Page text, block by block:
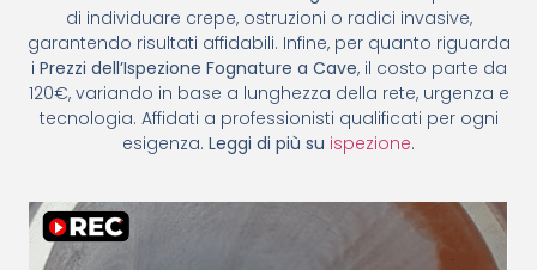
di individuare crepe, ostruzioni o radici invasive,
garantendo risultati affidabili. Infine, per quanto riguarda
i Prezzi dell’Ispezione Fognature a Cave, il costo parte da
120€, variando in base a lunghezza della rete, urgenza e
tecnologia. Affidati a professionisti qualificati per ogni
esigenza. Leggi di più su ispezione.